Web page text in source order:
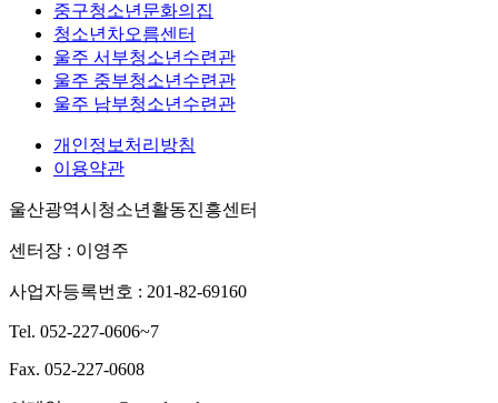
중구청소년문화의집
청소년차오름센터
울주 서부청소년수련관
울주 중부청소년수련관
울주 남부청소년수련관
개인정보처리방침
이용약관
울산광역시청소년활동진흥센터
센터장 : 이영주
사업자등록번호 : 201-82-69160
Tel. 052-227-0606~7
Fax. 052-227-0608